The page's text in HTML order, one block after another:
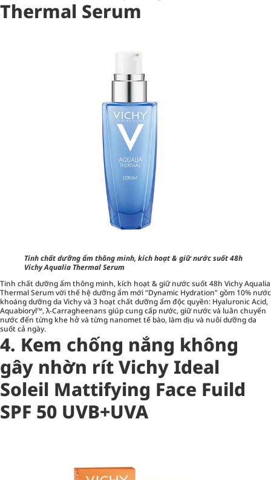
Thermal Serum
Tinh chất dưỡng ẩm thông minh, kích hoạt & giữ nước suốt 48h
Vichy Aqualia Thermal Serum
Tinh chất dưỡng ẩm thông minh, kích hoạt & giữ nước suốt 48h Vichy Aqualia
Thermal Serum với thế hệ dưỡng ẩm mới “Dynamic Hydration” gồm 10% nước
khoáng dưỡng da Vichy và 3 hoạt chất dưỡng ẩm độc quyền: Hyaluronic Acid,
Aquabioryl™, λ-Carragheenans giúp cung cấp nước, giữ nước và luân chuyển
nước đến từng khe hở và từng nanomet tế bào, làm dịu và nuôi dưỡng da
suốt cả ngày.
4. Kem chống nắng không
gây nhờn rít Vichy Ideal
Soleil Mattifying Face Fuild
SPF 50 UVB+UVA